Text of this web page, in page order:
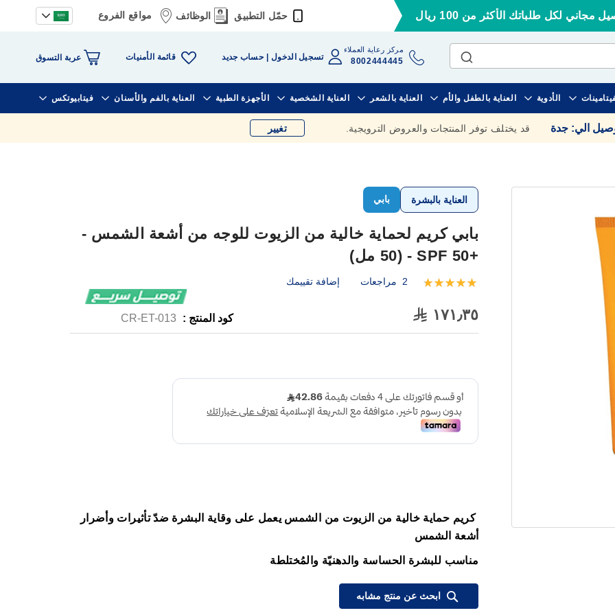
مجاني لكل طلباتك الأكثر من 100 ريال حمّل التطبيق الوظائف مواقع الفروع
مركز رعاية العملاء
8002444445 تسجيل الدخول حساب جديد قائمة الأمنيات عربة التسوق
الأدوية العناية بالطفل والأم العناية بالشعر العناية الشخصية الأجهزة الطبية العناية بالفم والأسنان فيتابيوتكس
الي: جدة قد يختلف توفر المنتجات والعروض الترويجية. تغيير
العناية بالبشرة بابي
بابي كريم لحماية خالية من الزيوت للوجه من أشعة الشمس -
+SPF 50 - (50 مل)
تقييم:
2 مراجعات إضافة تقييمك
١٧١٫٣٥ كود المنتج : CR-ET-013
كريم حماية خالية من الزيوت من الشمس يعمل على وقاية البشرة ضدّ تأثيرات وأضرار
أشعة الشمس
مناسب للبشرة الحساسة والدهنيّة والمُختلطة
ابحث عن منتج مشابه